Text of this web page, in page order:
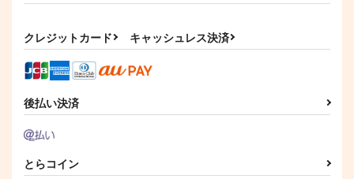
平野と鍵浦 7
クレジットカード キャッシュレス決済
後払い決済
とらコイン